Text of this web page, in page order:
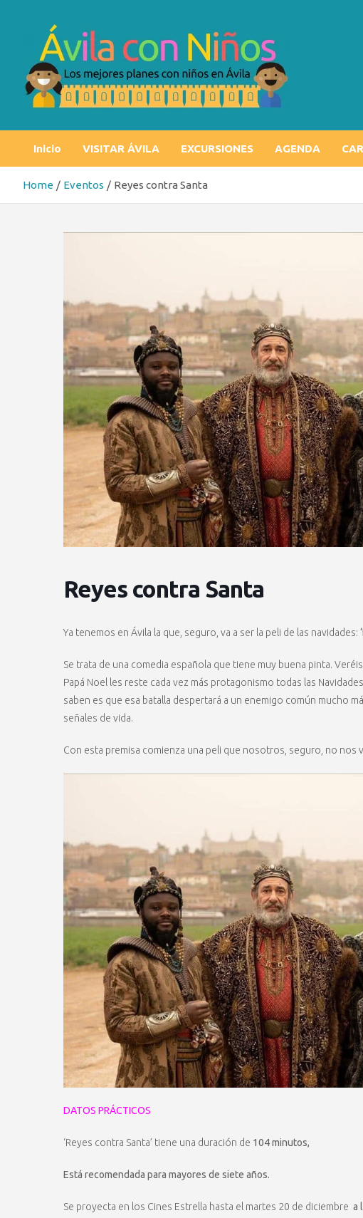
Inicio VISITAR ÁVILA EXCURSIONES AGENDA
Home Eventos Reyes contra Santa
Reyes contra Santa
Ya tenemos en Ávila la que, seguro, va a ser la peli de las navidades:
Se trata de una comedia española que tiene muy buena pinta.
Papá Noel les reste cada vez más protagonismo todas las
saben es que esa batalla despertará a un enemigo común mucho
señales de vida.
Con esta premisa comienza una peli que nosotros, seguro, no nos
DATOS PRÁCTICOS
‘Reyes contra Santa’ tiene una duración de 104 minutos,
Está recomendada para mayores de siete años.
Se proyecta en los Cines Estrella hasta el martes 20 de diciembre a